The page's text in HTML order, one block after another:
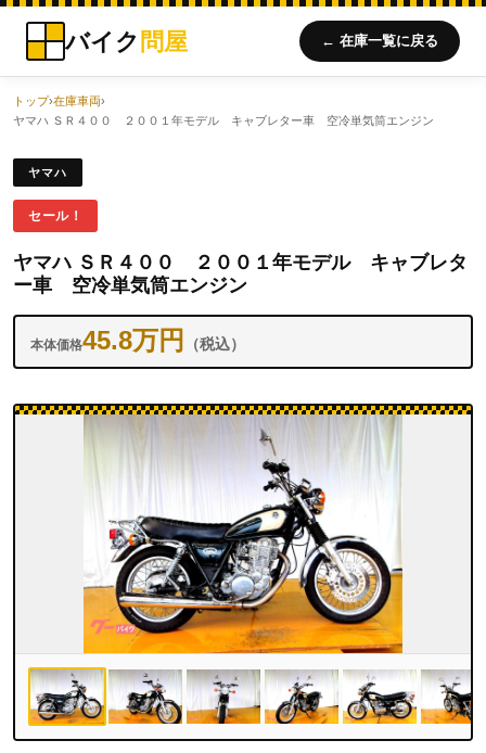
バイク 問屋 ← 在庫一覧に戻る
トップ›在庫車両›
ヤマハ ＳＲ４００ ２００１年モデル キャブレター車 空冷単気筒エンジン
ヤマハ
セール！
ヤマハ ＳＲ４００ ２００１年モデル キャブレタ
ー車 空冷単気筒エンジン
本体価格45.8万円 （税込）